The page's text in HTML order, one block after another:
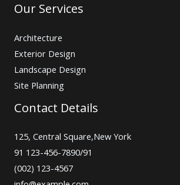
Our Services
Architecture
Exterior Design
Landscape Design
Site Planning
Contact Details
125, Central Square,New York
91 123-456-7890/91
(002) 123-4567